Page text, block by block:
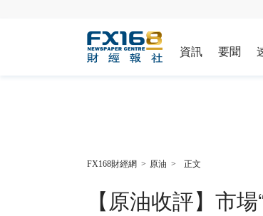
資訊 要聞
FX168財經網 > 原油 > 正文
【原油收評】市